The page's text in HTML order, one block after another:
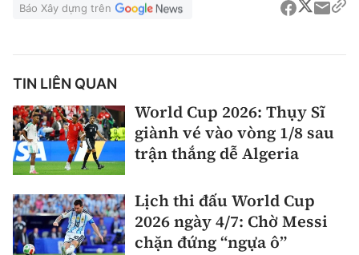
Báo Xây dựng trên
TIN LIÊN QUAN
World Cup 2026: Thụy Sĩ
giành vé vào vòng 1/8 sau
trận thắng dễ Algeria
Lịch thi đấu World Cup
2026 ngày 4/7: Chờ Messi
chặn đứng “ngựa ô”